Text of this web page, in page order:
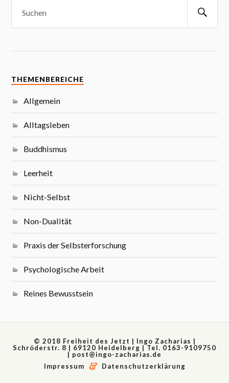
THEMENBEREICHE
Allgemein
Alltagsleben
Buddhismus
Leerheit
Nicht-Selbst
Non-Dualität
Praxis der Selbsterforschung
Psychologische Arbeit
Reines Bewusstsein
© 2018 Freiheit des Jetzt | Ingo Zacharias |
Schröderstr. 8 | 69120 Heidelberg | Tel. 0163-9109750
| post@ingo-zacharias.de
Impressum
& Datenschutzerklärung